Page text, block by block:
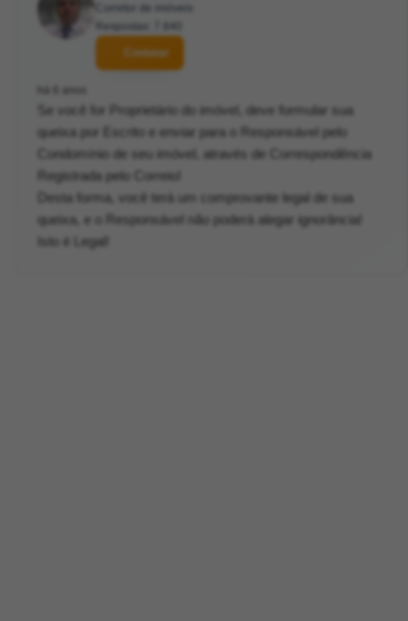
Corretor de imóveis
Respostas: 7.840
Contatar
há 6 anos
Se você for Proprietário do imóvel, deve formular sua
queixa por Escrito e enviar para o Responsável pelo
Condomínio de seu imóvel, através de Correspondência
Registrada pelo Correio!
Desta forma, você terá um comprovante legal de sua
queixa, e o Responsável não poderá alegar ignorância!
Isto é Legal!